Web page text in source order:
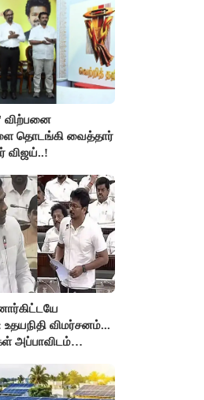
விற்பனை
தொடங்கி வைத்தார்
விஜய்..!
விமர்சனம்...
அப்பாவிடம்